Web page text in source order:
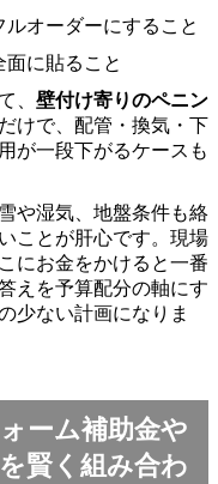
オーダーにすること
に貼ること
、 壁付け寄りのペニン
けで、配管・換気・下
が一段下がるケースも
や湿気、地盤条件も絡
ことが肝心です。現場
にお金をかけると一番
えを予算配分の軸にす
少ない計画になりま
ーム補助金や
賢く組み合わ